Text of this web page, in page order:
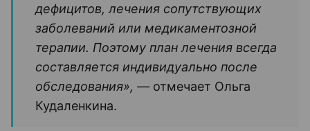
дефицитов, лечения сопутствующих
заболеваний или медикаментозной
терапии. Поэтому план лечения всегда
составляется индивидуально после
обследования», — отмечает Ольга
Кудаленкина.